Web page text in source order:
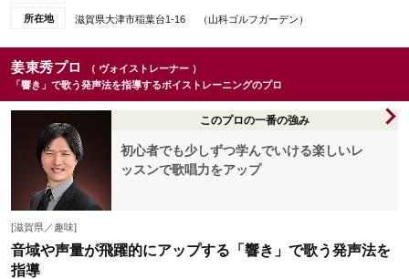
所在地 滋賀県大津市稲葉台1-16 （山科ゴルフガーデン）
姜東秀プロ
（ ヴォイストレーナー ）
「響き」で歌う発声法を指導するボイストレーニングのプロ
このプロの一番の強み
初心者でも少しずつ学んでいける楽しいレ
ッスンで歌唱力をアップ
[滋賀県／趣味]
音域や声量が飛躍的にアップする「響き」で歌う発声法を
指導